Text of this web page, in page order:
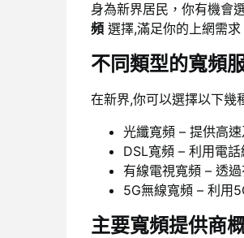
身為新界居民，你有機會
頻 選擇,滿足你的上網需
不同類型的寬頻
在新界,你可以選擇以下幾
光纖寬頻 – 提供高
DSL寬頻 – 利用電
有線電視寬頻 – 透
5G無線寬頻 – 利用
主要寬頻提供商